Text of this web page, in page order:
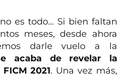
es todo… Si bien faltan
meses, desde ahora
darle vuelo a la
acaba de revelar la
2021. Una vez más,